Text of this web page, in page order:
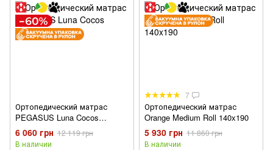
Ортопедический матрас
PEGASUS Luna Cocos
140x190
6 060 грн 12 119 грн
В наличии
7
Ортопедический матрас
Orange Medium Roll 140x190
5 930 грн 11 860 грн
В наличии